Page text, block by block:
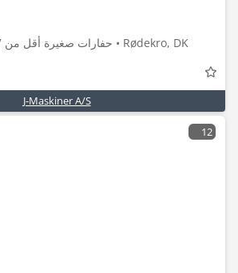
حفارات صغيرة أقل من 7 طن (حفارات صغيرة) • Rødekro, DK
J-Maskiner A/S
12